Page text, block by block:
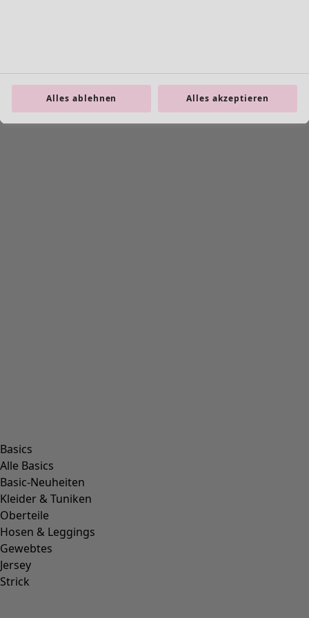
Basics
Alle Basics
Basic-Neuheiten
Kleider & Tuniken
Oberteile
Hosen & Leggings
Gewebtes
Jersey
Strick
Alles ablehnen Alles akzeptieren